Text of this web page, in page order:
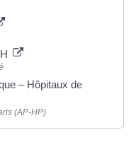
– Hôpitaux de
(AP-HP)